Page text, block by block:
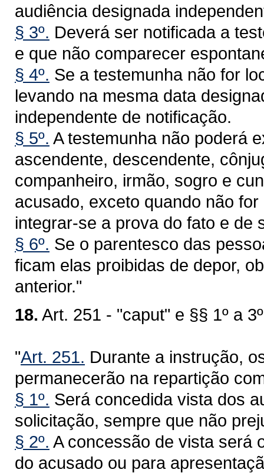
audiência designada
§ 3º. Deverá ser notificada a
e que não comparecer
§ 4º. Se a testemunha não for
levando na mesma data
independente de notificação.
§ 5º. A testemunha não poderá
ascendente, descendente,
companheiro, irmão, sogro e
acusado, exceto quando não
integrar-se a prova do fato e de
§ 6º. Se o parentesco das
ficam elas proibidas de depor,
anterior."
18. Art. 251 - "caput" e §§ 1º a
"Art. 251. Durante a instrução,
permanecerão na repartição
§ 1º. Será concedida vista dos
solicitação, sempre que não
§ 2º. A concessão de vista será
do acusado ou para